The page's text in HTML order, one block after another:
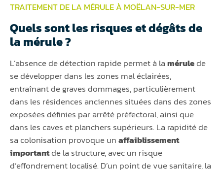
TRAITEMENT DE LA MÉRULE À MOËLAN-SUR-MER
Quels sont les risques et dégâts de
la mérule ?
L’absence de détection rapide permet à lamérulede
se développer dans les zones mal éclairées,
entraînant de graves dommages, particulièrement
dans les résidences anciennes situées dans des zones
exposées définies par arrêté préfectoral, ainsi que
dans les caves et planchers supérieurs. La rapidité de
sa colonisation provoque unaffaiblissement
importantde la structure, avec un risque
d’effondrement localisé. D’un point de vue sanitaire, la